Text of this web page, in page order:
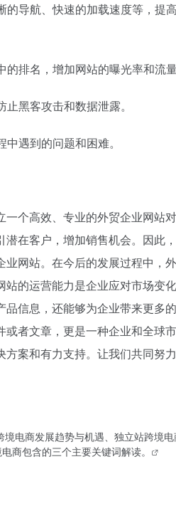
导航、快速的加载速度等，提
排名，增加网站的曝光率和流量
黑客攻击和数据泄露。
遇到的问题和困难。
个高效、专业的外贸企业网站
在客户，增加销售机会。因此
网站。在今后的发展过程中，
的运营能力是企业应对市场变
信息，还能够为企业带来更多
者文章，更是一种企业和全球
案和有力支持。让我们共同努
电商发展趋势与机遇、独立站跨境
商包含的三个主要关键词解读。